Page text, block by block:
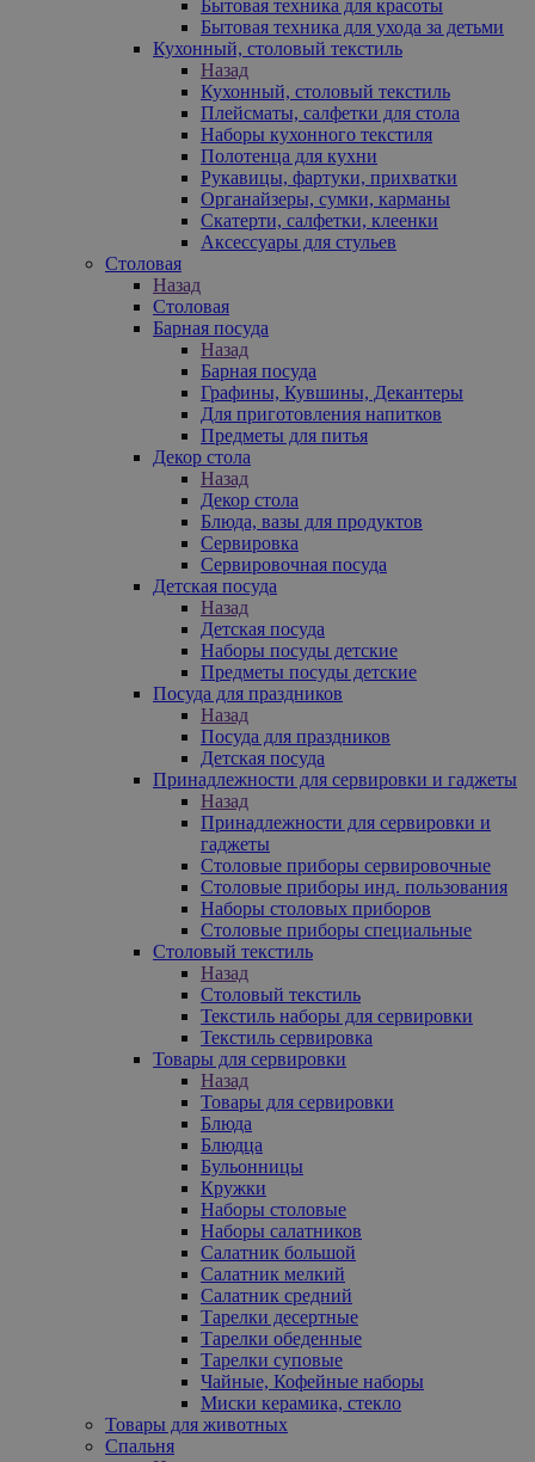
Бытовая техника для красоты
Бытовая техника для ухода за детьми
Кухонный, столовый текстиль
Назад
Кухонный, столовый текстиль
Плейсматы, салфетки для стола
Наборы кухонного текстиля
Полотенца для кухни
Рукавицы, фартуки, прихватки
Органайзеры, сумки, карманы
Скатерти, салфетки, клеенки
Аксессуары для стульев
Столовая
Назад
Столовая
Барная посуда
Назад
Барная посуда
Графины, Кувшины, Декантеры
Для приготовления напитков
Предметы для питья
Декор стола
Назад
Декор стола
Блюда, вазы для продуктов
Сервировка
Сервировочная посуда
Детская посуда
Назад
Детская посуда
Наборы посуды детские
Предметы посуды детские
Посуда для праздников
Назад
Посуда для праздников
Детская посуда
Принадлежности для сервировки и гаджеты
Назад
Принадлежности для сервировки и
гаджеты
Столовые приборы сервировочные
Столовые приборы инд. пользования
Наборы столовых приборов
Столовые приборы специальные
Столовый текстиль
Назад
Столовый текстиль
Текстиль наборы для сервировки
Текстиль сервировка
Товары для сервировки
Назад
Товары для сервировки
Блюда
Блюдца
Бульонницы
Кружки
Наборы столовые
Наборы салатников
Салатник большой
Салатник мелкий
Салатник средний
Тарелки десертные
Тарелки обеденные
Тарелки суповые
Чайные, Кофейные наборы
Миски керамика, стекло
Товары для животных
Спальня